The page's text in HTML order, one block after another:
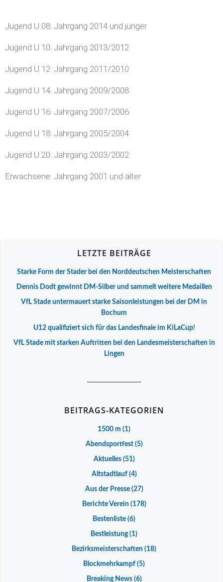
Jugend U 08: Jahrgang 2014 und jünger
Jugend U 10: Jahrgang 2013/2012
Jugend U 12: Jahrgang 2011/2010
Jugend U 14: Jahrgang 2009/2008
Jugend U 16: Jahrgang 2007/2006
Jugend U 18: Jahrgang 2005/2004
Jugend U 20: Jahrgang 2003/2002
Erwachsene: Jahrgang 2001 und älter
LETZTE BEITRÄGE
Starke Form der Stader bei den Norddeutschen Meisterschaften
Dennis Dodt gewinnt DM-Silber und sammelt weitere Medaillen
VfL Stade untermauert starke Saisonleistungen bei der DM in
Bochum
U12 qualifiziert sich für das Landesfinale im KiLaCup!
VfL Stade mit starken Auftritten bei den Landesmeisterschaften in
Lingen
BEITRAGS-KATEGORIEN
1500 m (1)
Abendsportfest(5)
Aktuelles(51)
Altstadtlauf(4)
Aus der Presse(27)
Berichte Verein(178)
Bestenliste (6)
Bestleistung(1)
Bezirksmeisterschaften (18)
Blockmehrkampf (5)
Breaking News(6)